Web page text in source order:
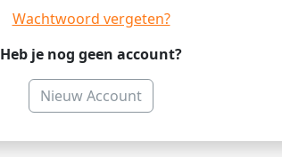
Wachtwoord vergeten?
Heb je nog geen account?
Nieuw Account